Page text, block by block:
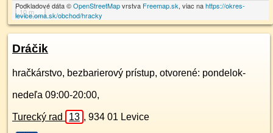
10 m
Podkladové dáta ©OpenStreetMapvrstva Freemap.sk, viac nahttps://okres-
levice.oma.sk/obchod/hracky
Dráčik
hračkárstvo, bezbarierový prístup, otvorené: pondelok-
nedeľa 09:00-20:00,
Turecký rad 13 , 934 01 Levice